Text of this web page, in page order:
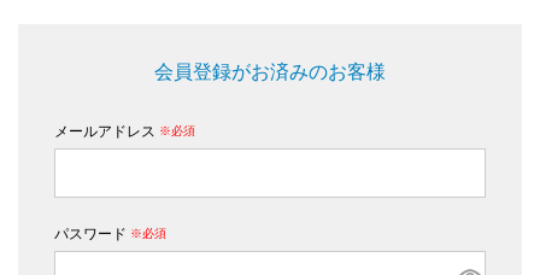
会員登録がお済みのお客様
メールアドレス
(必須)
パスワード
(必須)